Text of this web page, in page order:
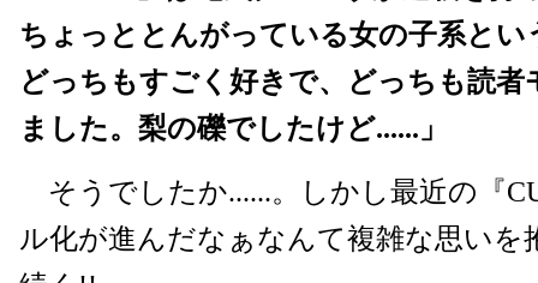
ちょっととんがっている女の子系とい
どっちもすごく好きで、どっちも読者
ました。梨の礫でしたけど......」
そうでしたか......。しかし最近の『
ル化が進んだなぁなんて複雑な思いを